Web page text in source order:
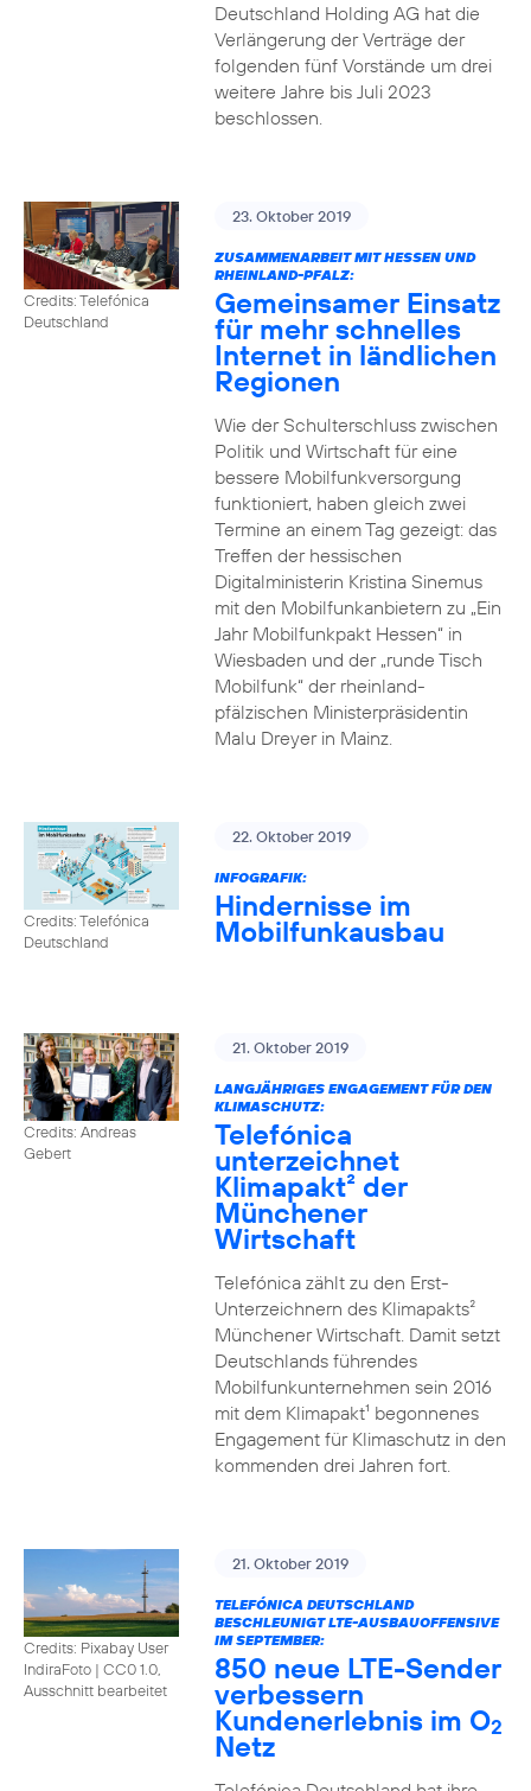
Deutschland Holding AG hat die
Verlängerung der Verträge der
folgenden fünf Vorstände um drei
weitere Jahre bis Juli 2023
beschlossen.
Credits: Telefónica
Deutschland
23. Oktober 2019
ZUSAMMENARBEIT MIT HESSEN UND
RHEINLAND-PFALZ:
Gemeinsamer Einsatz
für mehr schnelles
Internet in ländlichen
Regionen
Wie der Schulterschluss zwischen
Politik und Wirtschaft für eine
bessere Mobilfunkversorgung
funktioniert, haben gleich zwei
Termine an einem Tag gezeigt: das
Treffen der hessischen
Digitalministerin Kristina Sinemus
mit den Mobilfunkanbietern zu „Ein
Jahr Mobilfunkpakt Hessen“ in
Wiesbaden und der „runde Tisch
Mobilfunk“ der rheinland-
pfälzischen Ministerpräsidentin
Malu Dreyer in Mainz.
Credits: Telefónica
Deutschland
22. Oktober 2019
INFOGRAFIK:
Hindernisse im
Mobilfunkausbau
Credits: Andreas
Gebert
21. Oktober 2019
LANGJÄHRIGES ENGAGEMENT FÜR DEN
KLIMASCHUTZ:
Telefónica
unterzeichnet
Klimapakt² der
Münchener
Wirtschaft
Telefónica zählt zu den Erst-
Unterzeichnern des Klimapakts²
Münchener Wirtschaft. Damit setzt
Deutschlands führendes
Mobilfunkunternehmen sein 2016
mit dem Klimapakt¹ begonnenes
Engagement für Klimaschutz in den
kommenden drei Jahren fort.
Credits: Pixabay User
IndiraFoto | CC0 1.0,
Ausschnitt bearbeitet
21. Oktober 2019
TELEFÓNICA DEUTSCHLAND
BESCHLEUNIGT LTE-AUSBAUOFFENSIVE
IM SEPTEMBER:
850 neue LTE-Sender
verbessern
Kundenerlebnis im O2
Netz